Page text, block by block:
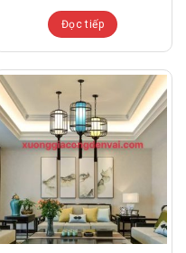
Đọc tiếp